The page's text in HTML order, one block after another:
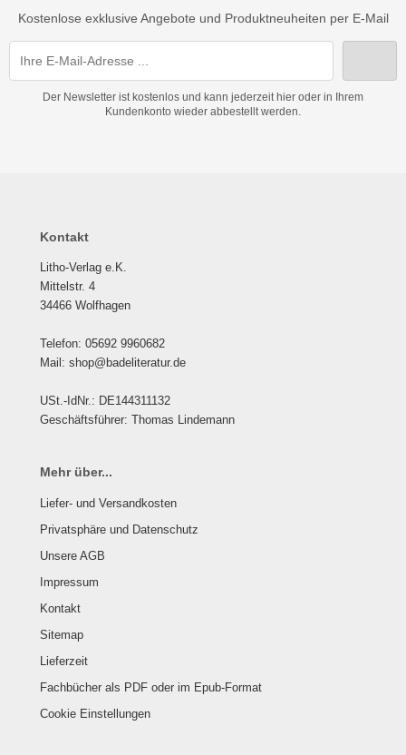
Kostenlose exklusive Angebote und Produktneuheiten per E-Mail
Der Newsletter ist kostenlos und kann jederzeit hier oder in Ihrem
Kundenkonto wieder abbestellt werden.
Kontakt
Litho-Verlag e.K.
Mittelstr. 4
34466 Wolfhagen
Telefon: 05692 9960682
Mail: shop@badeliteratur.de
USt.-IdNr.: DE144311132
Geschäftsführer: Thomas Lindemann
Mehr über...
Liefer- und Versandkosten
Privatsphäre und Datenschutz
Unsere AGB
Impressum
Kontakt
Sitemap
Lieferzeit
Fachbücher als PDF oder im Epub-Format
Cookie Einstellungen